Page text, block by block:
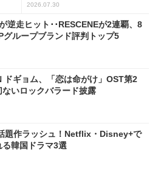
2026.07.30
逆走ヒット･･RESCENEが2連覇、8
グループブランド評判トップ5
ドギョム、「恋は命がけ」OST第2
いロックバラード披露
題作ラッシュ！Netflix・Disney+で
韓国ドラマ3選